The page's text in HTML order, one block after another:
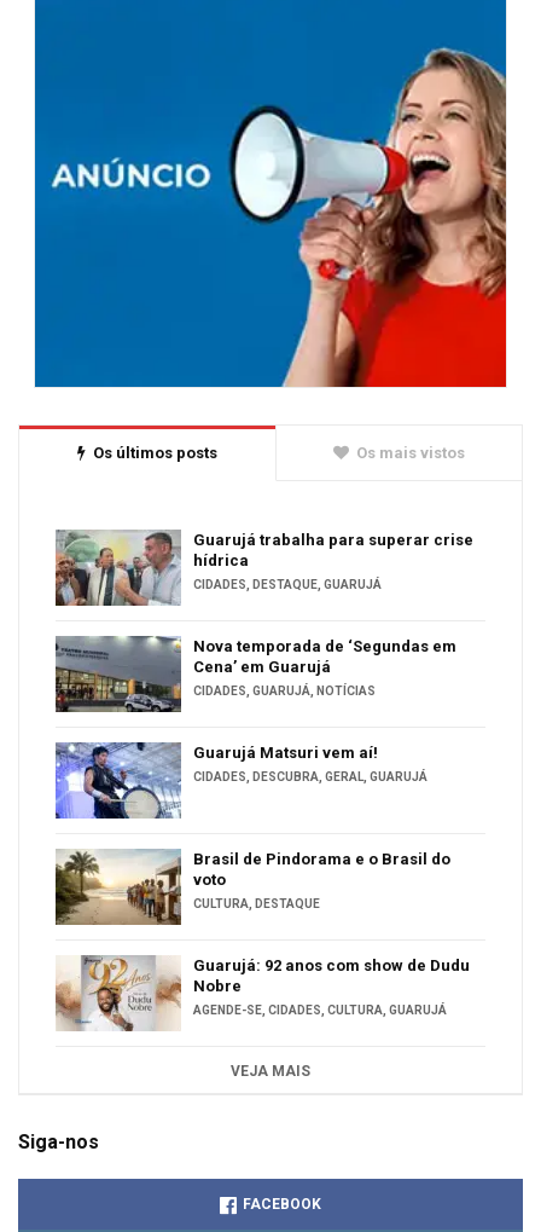
Os últimos posts Os mais vistos
Guarujá trabalha para superar crise
hídrica
CIDADES DESTAQUE GUARUJÁ
Nova temporada de ‘Segundas em
Cena’ em Guarujá
CIDADES GUARUJÁ NOTÍCIAS
Guarujá Matsuri vem aí!
CIDADES DESCUBRA GERAL GUARUJÁ
Brasil de Pindorama e o Brasil do
voto
CULTURA DESTAQUE
Guarujá: 92 anos com show de Dudu
Nobre
AGENDE-SE CIDADES CULTURA GUARUJÁ
VEJA MAIS
Siga-nos
FACEBOOK